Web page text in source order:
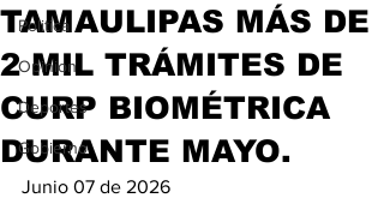
Politica
Opinion
Deportes
Gobierno
TAMAULIPAS MÁS DE
2 MIL TRÁMITES DE
CURP BIOMÉTRICA
DURANTE MAYO.
Junio 07 de 2026